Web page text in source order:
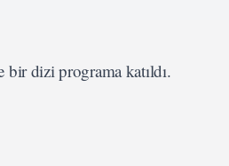
dizi programa katıldı.